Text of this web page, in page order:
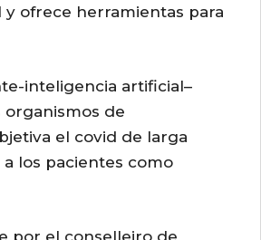
ofrece herramientas para
inteligencia artificial–
organismos de
el covid de larga
los pacientes como